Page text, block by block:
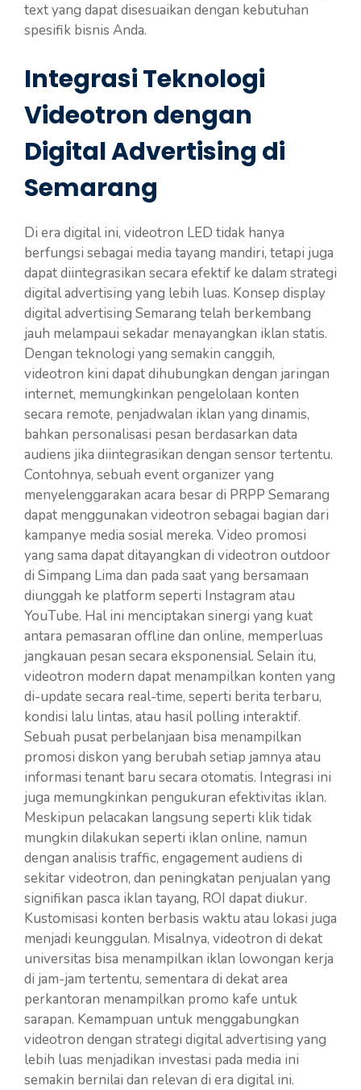
text yang dapat disesuaikan dengan kebutuhan
spesifik bisnis Anda.
Integrasi Teknologi
Videotron dengan
Digital Advertising di
Semarang
Di era digital ini, videotron LED tidak hanya
berfungsi sebagai media tayang mandiri, tetapi juga
dapat diintegrasikan secara efektif ke dalam strategi
digital advertising yang lebih luas. Konsep display
digital advertising Semarang telah berkembang
jauh melampaui sekadar menayangkan iklan statis.
Dengan teknologi yang semakin canggih,
videotron kini dapat dihubungkan dengan jaringan
internet, memungkinkan pengelolaan konten
secara remote, penjadwalan iklan yang dinamis,
bahkan personalisasi pesan berdasarkan data
audiens jika diintegrasikan dengan sensor tertentu.
Contohnya, sebuah event organizer yang
menyelenggarakan acara besar di PRPP Semarang
dapat menggunakan videotron sebagai bagian dari
kampanye media sosial mereka. Video promosi
yang sama dapat ditayangkan di videotron outdoor
di Simpang Lima dan pada saat yang bersamaan
diunggah ke platform seperti Instagram atau
YouTube. Hal ini menciptakan sinergi yang kuat
antara pemasaran offline dan online, memperluas
jangkauan pesan secara eksponensial. Selain itu,
videotron modern dapat menampilkan konten yang
di-update secara real-time, seperti berita terbaru,
kondisi lalu lintas, atau hasil polling interaktif.
Sebuah pusat perbelanjaan bisa menampilkan
promosi diskon yang berubah setiap jamnya atau
informasi tenant baru secara otomatis. Integrasi ini
juga memungkinkan pengukuran efektivitas iklan.
Meskipun pelacakan langsung seperti klik tidak
mungkin dilakukan seperti iklan online, namun
dengan analisis traffic, engagement audiens di
sekitar videotron, dan peningkatan penjualan yang
signifikan pasca iklan tayang, ROI dapat diukur.
Kustomisasi konten berbasis waktu atau lokasi juga
menjadi keunggulan. Misalnya, videotron di dekat
universitas bisa menampilkan iklan lowongan kerja
di jam-jam tertentu, sementara di dekat area
perkantoran menampilkan promo kafe untuk
sarapan. Kemampuan untuk menggabungkan
videotron dengan strategi digital advertising yang
lebih luas menjadikan investasi pada media ini
semakin bernilai dan relevan di era digital ini.